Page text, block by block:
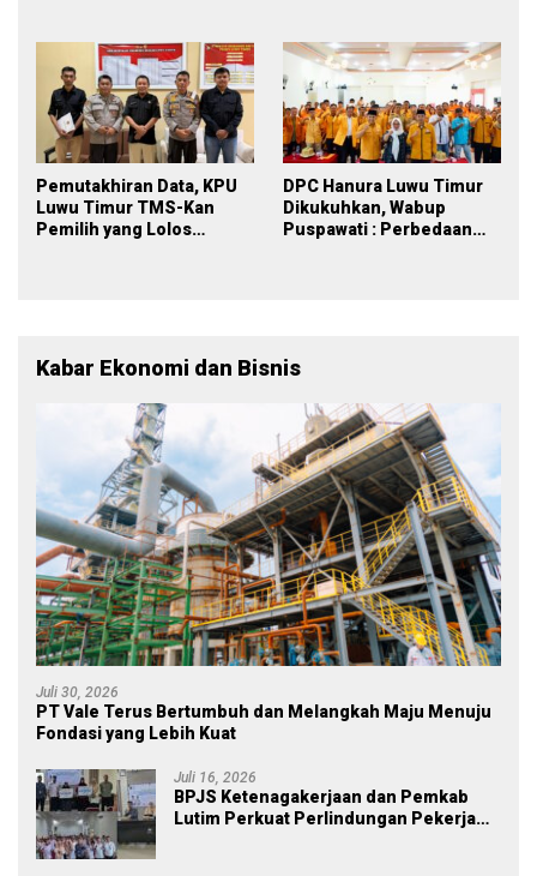
Pemutakhiran Data, KPU
Luwu Timur TMS-Kan
Pemilih yang Lolos
DPC Hanura Luwu Timur
Dikukuhkan, Wabup
Puspawati : Perbedaan
Kabar Ekonomi dan Bisnis
Juli 30, 2026
PT Vale Terus Bertumbuh dan Melangkah Maju Menuju
Fondasi yang Lebih Kuat
Juli 16, 2026
BPJS Ketenagakerjaan dan Pemkab
Lutim Perkuat Perlindungan Pekerja